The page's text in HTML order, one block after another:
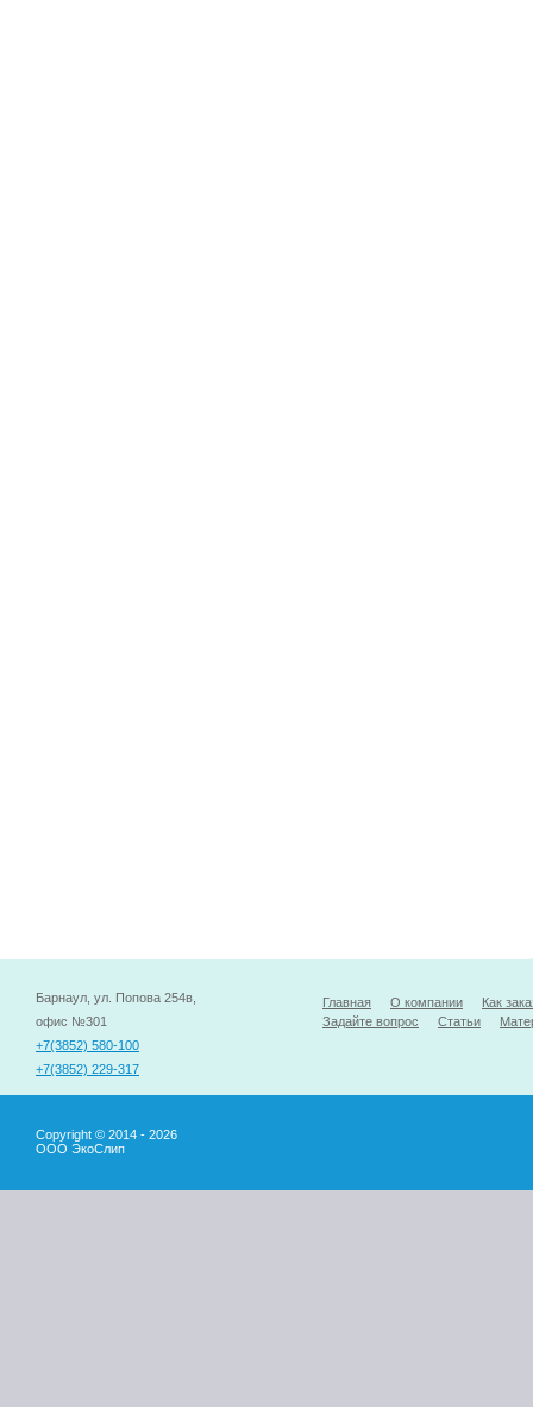
Барнаул, ул. Попова 254в,
офис №301
+7(3852) 580-100
+7(3852) 229-317
Главная О компании
Как
Задайте вопрос
Статьи
Copyright © 2014 - 2026
ООО ЭкоСлип